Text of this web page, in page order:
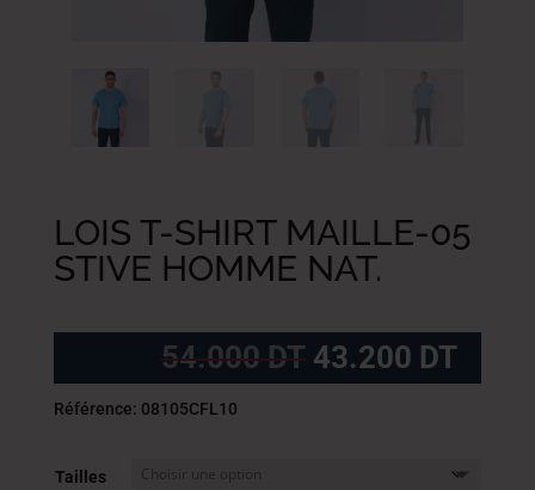
LOIS T-SHIRT MAILLE-05
STIVE HOMME NAT.
54.000DT Le
prix
43.200 DTLe
prix
Référence: 08105CFL10
Tailles